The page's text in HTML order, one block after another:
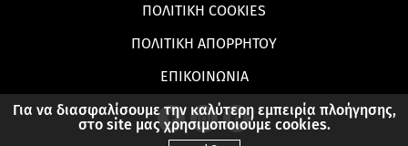
Για να διασφαλίσουμε την καλύτερη εμπειρία πλοήγησης,
στο site μας χρησιμοποιούμε cookies.
ΠΟΛΙΤΙΚΗ COOKIES
ΠΟΛΙΤΙΚΗ ΑΠΟΡΡΗΤΟΥ
ΕΠΙΚΟΙΝΩΝΙΑ